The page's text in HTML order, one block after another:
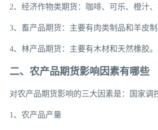
2、经济作物类期货：咖啡、可乐、橙汁、
3、畜产品期货：主要有肉类制品和羊皮制
4、林产品期货：主要有木材和天然橡胶。
二、农产品期货影响因素有哪些
对农产品期货影响的三大因素是：国家
1、农产品产量